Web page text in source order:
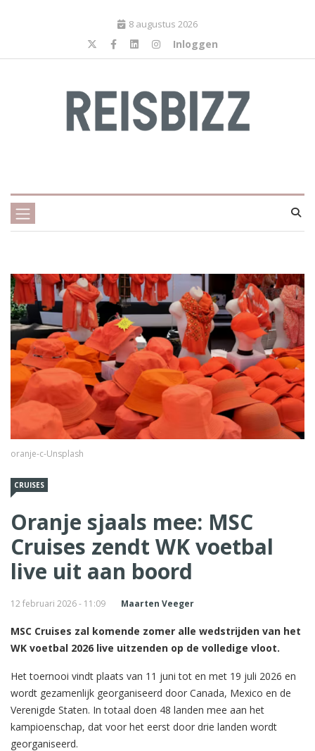
8 augustus 2026
Inloggen
oranje-c-Unsplash
CRUISES
Oranje sjaals mee: MSC
Cruises zendt WK voetbal
live uit aan boord
12 februari 2026 - 11:09 Maarten Veeger
MSC Cruises zal komende zomer alle wedstrijden van het
WK voetbal 2026 live uitzenden op de volledige vloot.
Het toernooi vindt plaats van 11 juni tot en met 19 juli 2026 en
wordt gezamenlijk georganiseerd door Canada, Mexico en de
Verenigde Staten. In totaal doen 48 landen mee aan het
kampioenschap, dat voor het eerst door drie landen wordt
georganiseerd.